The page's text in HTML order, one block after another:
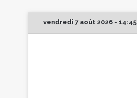
vendredi 7 août 2026 - 14:45